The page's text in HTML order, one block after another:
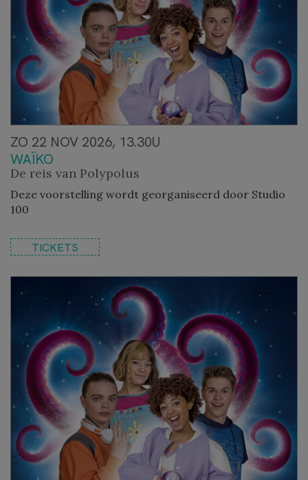
ZO 22 NOV 2026, 13.30U
WAÏKO
De reis van Polypolus
Deze voorstelling wordt georganiseerd door Studio
100
TICKETS